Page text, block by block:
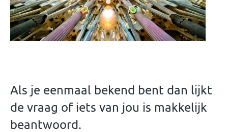
Als je eenmaal bekend bent dan lijkt
de vraag of iets van jou is makkelijk
beantwoord.